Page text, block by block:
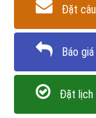
Đặt
Báo
Đặt lịch